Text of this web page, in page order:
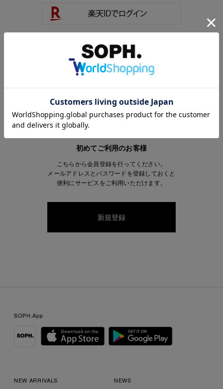
楽天IDをお持ちで、当ストアのアカウントを
お持ちでないお客様はこちらより
会員登録いただけます。
初めてご利用のお客様
こちらから会員登録を行ってください。
メールアドレスとパスワードを登録しておくと
便利にサービスをご利用いただけます。
SOPH.App
NEW ARRIVALS NEWS